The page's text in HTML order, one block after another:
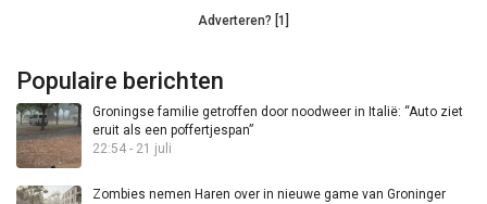
Adverteren? [1]
Populaire berichten
Groningse familie getroffen door noodweer in Italië: “Auto ziet
eruit als een poffertjespan”
22:54 - 21 juli
Zombies nemen Haren over in nieuwe game van Groninger